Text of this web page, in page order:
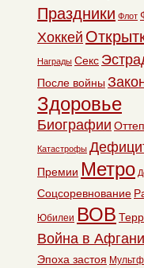
Праздники Флот
Хоккей
Награды Секс
После войны
Здоровье
Биографии
Катастрофы
Премии Метро
Соцсоревнование
Юбилеи ВОВ
Война в
Эпоха застоя